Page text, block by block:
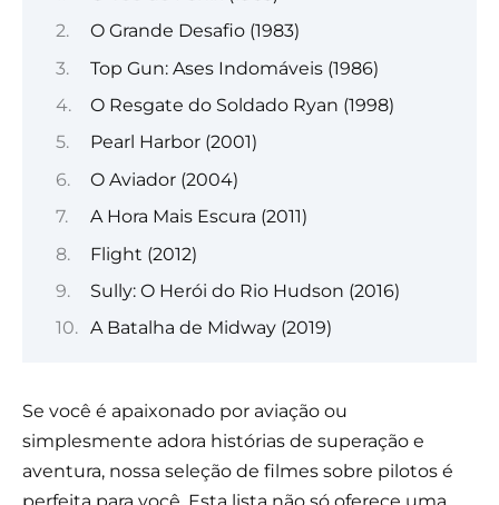
O Grande Desafio (1983)
Top Gun: Ases Indomáveis (1986)
O Resgate do Soldado Ryan (1998)
Pearl Harbor (2001)
O Aviador (2004)
A Hora Mais Escura (2011)
Flight (2012)
Sully: O Herói do Rio Hudson (2016)
A Batalha de Midway (2019)
Se você é apaixonado por aviação ou
simplesmente adora histórias de superação e
aventura, nossa seleção de filmes sobre pilotos é